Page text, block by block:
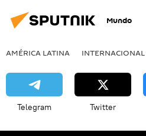
Mundo
AMÉRICA LATINA INTERNACIONAL
Telegram Twitter